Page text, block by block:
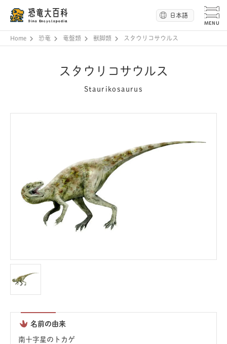
恐竜大百科
Dino Encyclopedia
日本語
Home 恐竜 竜盤類 獣脚類 スタウリコサウルス
スタウリコサウルス
Staurikosaurus
名前の由来
南十字星のトカゲ